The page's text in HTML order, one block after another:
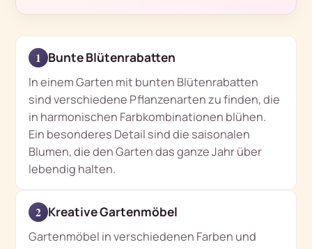
1 Bunte Blütenrabatten
In einem Garten mit bunten Blütenrabatten
sind verschiedene Pflanzenarten zu finden, die
in harmonischen Farbkombinationen blühen.
Ein besonderes Detail sind die saisonalen
Blumen, die den Garten das ganze Jahr über
lebendig halten.
2 Kreative Gartenmöbel
Gartenmöbel in verschiedenen Farben und